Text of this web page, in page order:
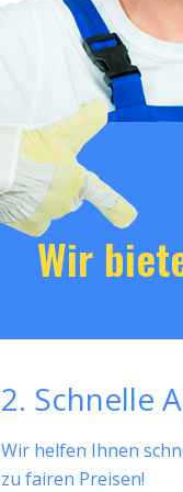
Wir
2. Schnelle
Wir helfen Ihnen
zu fairen Preisen!